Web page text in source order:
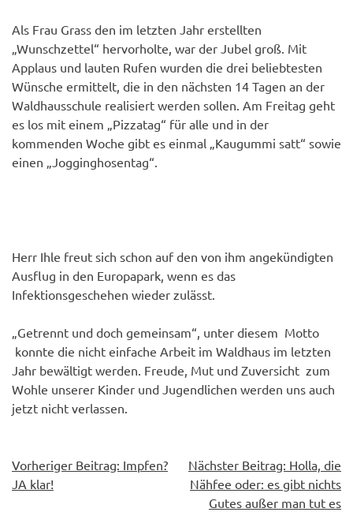
Als Frau Grass den im letzten Jahr erstellten
„Wunschzettel“ hervorholte, war der Jubel groß. Mit
Applaus und lauten Rufen wurden die drei beliebtesten
Wünsche ermittelt, die in den nächsten 14 Tagen an der
Waldhausschule realisiert werden sollen. Am Freitag geht
es los mit einem „Pizzatag“ für alle und in der
kommenden Woche gibt es einmal „Kaugummi satt“ sowie
einen „Jogginghosentag“.
Herr Ihle freut sich schon auf den von ihm angekündigten
Ausflug in den Europapark, wenn es das
Infektionsgeschehen wieder zulässt.
„Getrennt und doch gemeinsam“, unter diesem Motto
konnte die nicht einfache Arbeit im Waldhaus im letzten
Jahr bewältigt werden. Freude, Mut und Zuversicht zum
Wohle unserer Kinder und Jugendlichen werden uns auch
jetzt nicht verlassen.
Beitragsnavigation
Vorheriger Beitrag: Impfen?
JA klar!
Nächster Beitrag: Holla, die
Nähfee oder: es gibt nichts
Gutes außer man tut es